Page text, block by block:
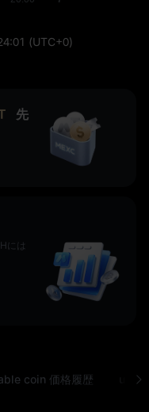
(UTC+0)
先
には
coin 価格履歴